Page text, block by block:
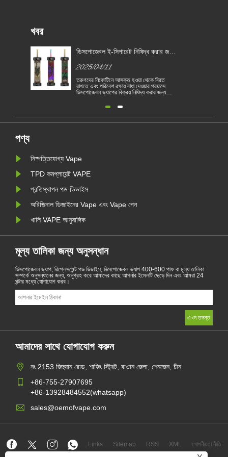
খবর
ডিসপোজেবল ই-সিগারেট নিষিদ্ধ করার জন্য
2025/04/11
তরুণদের নিকোটিনে আসক্ত হওয়া থেকে বিরত
রাখতে এবং পরিবেশ রক্ষায় বাধা দেওয়ার প্রয়াসে
ডিসপোজেবল ভ্যাপের বিক্রয় নিষিদ্ধ করার জন্য
জানুয়ারী থেকে স্বাস্থ্য ও পরিবেশগত ভিত্তিতে
নিষিদ্ধ করা হয়েছে। ইইউ দেশগুলি তামা......
পণ্য
নিষ্পত্তিযোগ্য Vape
TPD কমপ্লায়েন্ট VAPE
প্রতিস্থাপন পড ডিভাইস
অরিজিনাল ডিজাইনের Vape এবং Vape পেন
খালি VAPE আনুষাঙ্গিক
মূল্য তালিকা জন্য অনুসন্ধান
ডিসপোজেবল ভ্যাপ, রিপ্লেসমেন্ট পড ডিভাইস, ডিসপোজেবল ভ্যাপ 400-600 পাফ বা মূল্য তালিকা
সম্পর্কে অনুসন্ধানের জন্য, অনুগ্রহ করে আমাদের কাছে আপনার ইমেলটি ছেড়ে দিন এবং আমরা 24
ঘন্টার মধ্যে যোগাযোগ করব।
আমাদের সাথে যোগাযোগ করুন
নং 2153 জিহুয়ান রোড, শাজিং স্ট্রিট, বাওান জেলা, শেনজেন, চীন
+86-755-27907695
+86-13928484552(whatsapp)
sales@oemofvape.com
Links Sitemap RSS XML গোপনীয়তা নীতি